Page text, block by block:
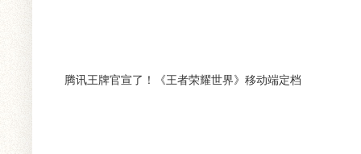
腾讯王牌官宣了！《王者荣耀世界》移动端定档